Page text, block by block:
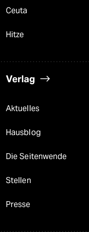
Ceuta
Hitze
Verlag
Aktuelles
Hausblog
Die Seitenwende
Stellen
Presse